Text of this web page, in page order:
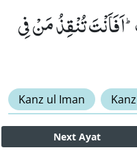
اَفَاَنْتَ تُنْقِذُ مَنْ فِی
Kanz ul Iman
Next Ayat